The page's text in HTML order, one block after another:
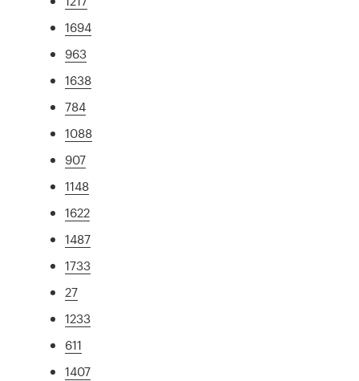
1694
963
1638
784
1088
907
1148
1622
1487
1733
27
1233
611
1407